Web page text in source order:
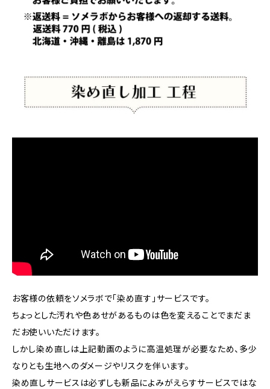
お客様の依頼をソメラボで「染め直す」サービスです。
ちょっとした汚れや色あせがあるものは色を変えることでまだま
だお使いいただけます。
しかし染め直しは上記動画のように高温処理が必要なため、多少
なりとも生地へのダメージやリスクを伴います。
染め直しサービスは必ずしも新品によみがえらすサービスではな